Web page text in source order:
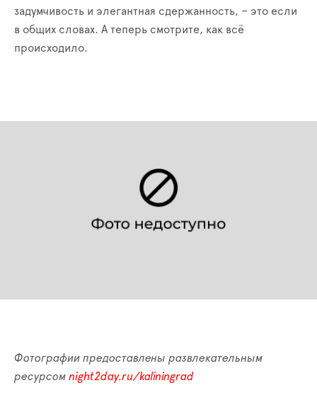
задумчивость и элегантная сдержанность, – это если
в общих словах. А теперь смотрите, как всё
происходило.
Фотографии предоставлены развлекательным
ресурсом night2day.ru/kaliningrad